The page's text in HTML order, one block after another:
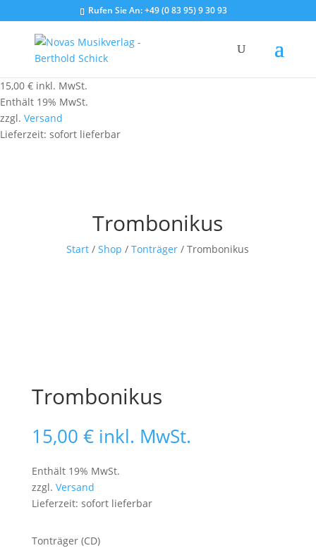
Rufen Sie An:+49 (0 83 95) 9 30 93
15,00 € inkl. MwSt.
Enthält 19% MwSt.
zzgl. Versand
Lieferzeit: sofort lieferbar
Trombonikus
Start /Shop /Tonträger / Trombonikus
Trombonikus
15,00 € inkl. MwSt.
Enthält 19% MwSt.
zzgl. Versand
Lieferzeit: sofort lieferbar
Tonträger (CD)